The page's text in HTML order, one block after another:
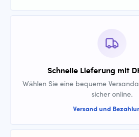
Schnelle Lieferung mit
Wählen Sie eine bequeme
sicher online.
Versand und